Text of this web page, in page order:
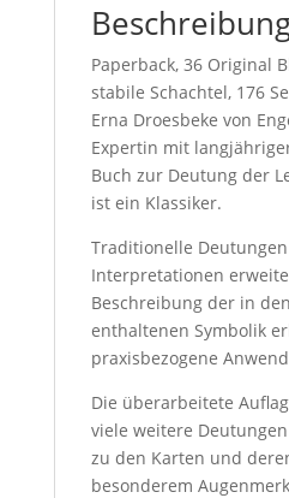
Paperback, 36 Original
stabile Schachtel, 176
Erna Droesbeke von
Expertin mit
Buch zur Deutung der
ist ein Klassiker.
Traditionelle
Interpretationen
Beschreibung der in
enthaltenen Symbolik
praxisbezogene
Die überarbeitete
viele weitere
zu den Karten und
besonderem